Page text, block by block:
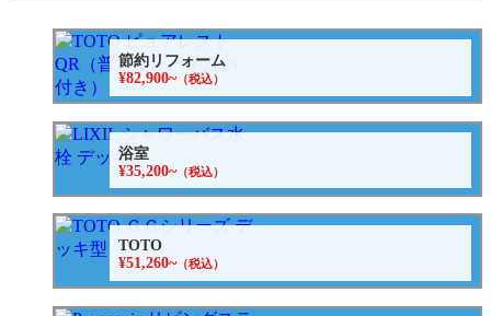
節約リフォーム
¥82,900~（税込）
浴室
¥35,200~（税込）
TOTO
¥51,260~（税込）